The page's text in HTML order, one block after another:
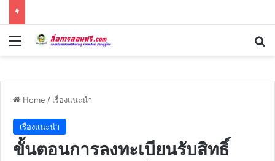
Menu
Home / เรื่องแนะนำ
เรื่องแนะนำ
ขั้นตอนการลงทะเบียนรับสิทธิ์